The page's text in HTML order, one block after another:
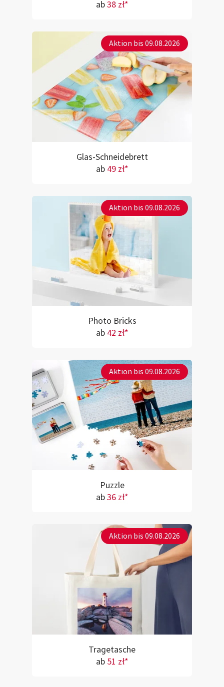
ab38 zł*
Aktion bis 09.08.2026
Glas-Schneidebrett
ab 49 zł*
Aktion bis 09.08.2026
Photo Bricks
ab 42 zł*
Aktion bis 09.08.2026
Puzzle
ab36 zł*
Aktion bis 09.08.2026
Tragetasche
ab 51 zł*